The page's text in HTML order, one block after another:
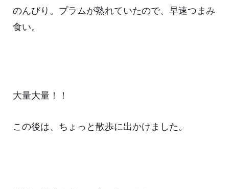
のんびり。プラムが熟れていたので、早速つまみ
食い。
大量大量！！
この後は、ちょっと散歩に出かけました。